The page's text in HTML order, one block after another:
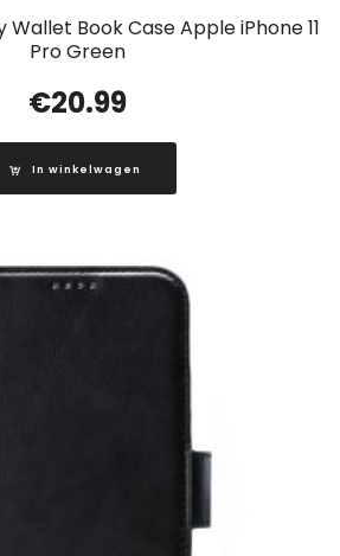
Wallet Book Case Apple iPhone 11
Pro Green
€20.99
In winkelwagen